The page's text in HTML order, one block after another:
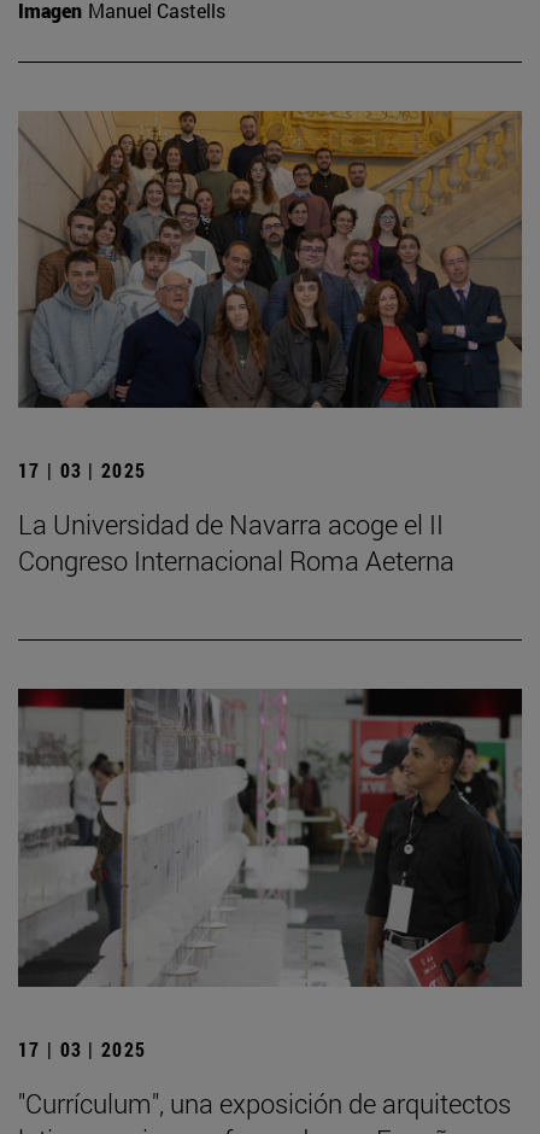
Imagen Manuel Castells
17 | 03 | 2025
La Universidad de Navarra acoge el II
Congreso Internacional Roma Aeterna
17 | 03 | 2025
"Currículum", una exposición de arquitectos